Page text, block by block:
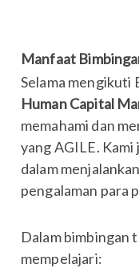
Manfaat
Selama mengikuti
Human Capital
memahami dan
yang AGILE.
dalam
pengalaman para
Dalam bimbingan
mempelajari: